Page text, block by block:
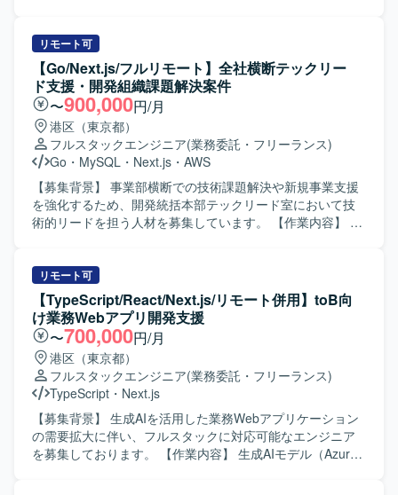
React.js データベース：Aurora（PostgreSQL） インフラ／
ツール：AWS、Terraform、GitHub、NewRelic、Docker
/ TypeScript）を中心に、バックエンド（Kotlin）まで横断し
た機能開発を実施します。 ・サービス仕様の設計および検
討を行い、要件の明確化から設計・実装・テストまで一貫
して対応します。 ・インシデントや障害発生時の監視、原
因調査および改善策の検討・実施を行います。 ・AIエージ
ェントを前提とした開発フローの実践・改善を行い、チー
ムへの浸透を図ります。 ・PO・エンジニア・QAからなる
開発チームと協働し、週次で成果物を確認しながら開発を
推進します。 ・所属チーム担当領域における他部署との連
携や技術的リードを担います。 【求める人物像】 SaaSプ
ロダクトにおいて、フロントエンドの設計から実装、チー
ら新しい技術スタックでも素早く立ち上げができる柔軟な
思考をお持ちの方を求めています。フロントエンド技術に
精通しつつ、AI駆動開発のプラクティスを実務の中で磨い
ていきたい方にマッチします。 【ポジションの魅力】 AIを
前提とした新規プロダクトを立ち上げ初期から手がけられ
る環境で、AI駆動開発を組織の中核能力として構築してい
くフェーズに参画いただけます。Claude Code Max 20x プ
ランなどの先進的なAIツールを活用しながら、フロントエ
ンドを中心にバックエンドまで横断した技術選定やアーキ
テクチャ設計に関わることができます。AIエージェントを
前提とした開発フローの設計・実践を通じて、開発組織全
リモート可
【Go/Next.js/フルリモート】全社横断テックリー
ド支援・開発組織課題解決案件
〜900,000円/月
港区（東京都）
フルスタックエンジニア(業務委託・フリーランス)
Go ・ MySQL ・ Next.js ・ AWS
【募集背景】 事業部横断での技術課題解決や新規事業支援
を強化するため、開発統括本部テックリード室において技
術的リードを担う人材を募集しています。 【作業内容】 あ
だきます。CTOやVPoEと連携しながら、開発組織および
様々なプロダクトの技術的課題を特定・解決していきま
す。事業計画フェーズから全社横断プロジェクトや新規事
業の立ち上げを支援し、アーキテクチャレビューや技術的
課題の解決を通じて各事業部を支援します。インフラ、ア
プリケーション両面からモダン化を推進し、生産性向上と
リスク軽減を図るほか、開発組織の課題解決、エンジニア
の育成や採用支援にも関わっていただきます。 【求める人
物像】 複数プロダクトや組織を横断して技術課題に向き合
い、自ら課題を設定しながら関係者を巻き込んで計画を遂
行できる方を求めています。新旧さまざまなシステムへの
リモート可
【TypeScript/React/Next.js/リモート併用】toB向
け業務Webアプリ開発支援
〜700,000円/月
港区（東京都）
フルスタックエンジニア(業務委託・フリーランス)
TypeScript ・ Next.js
【募集背景】 生成AIを活用した業務Webアプリケーション
の需要拡大に伴い、フルスタックに対応可能なエンジニア
を募集しております。 【作業内容】 生成AIモデル（Azure